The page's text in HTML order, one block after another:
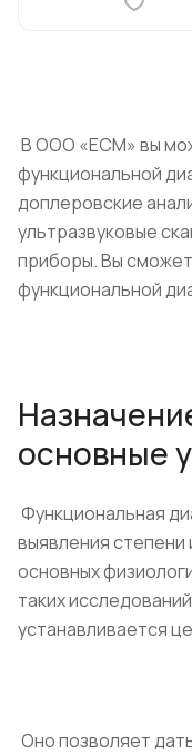
В ООО «ЕСМ» вы
функциональной
доплеровские
ультразвуковые
приборы. Вы
функциональной
основные
Функциональная
выявления степени
основных
таких
устанавливается
Оно позволяет